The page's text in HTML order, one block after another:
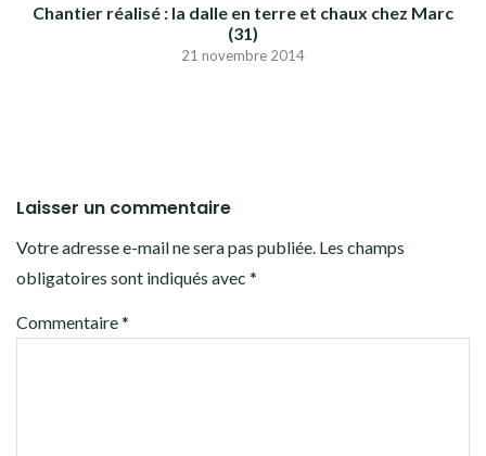
Chantier réalisé : la dalle en terre et chaux chez Marc
(31)
21 novembre 2014
Laisser un commentaire
Votre adresse e-mail ne sera pas publiée. Les champs
obligatoires sont indiqués avec *
Commentaire*